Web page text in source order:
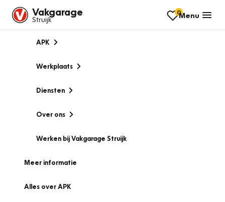
Vakgarage
Struijk
0Menu
APK
Werkplaats
Diensten
Over ons
Werken bij Vakgarage Struijk
Meer informatie
Alles over APK